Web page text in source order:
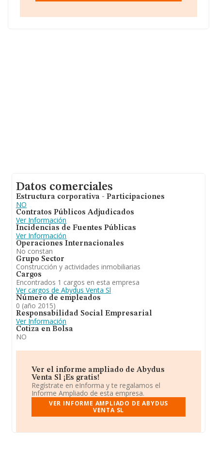
entre todas las compañías es de 171 mil euros de
Datos comerciales
Estructura corporativa - Participaciones
NO
Contratos Públicos Adjudicados
Ver Información
Incidencias de Fuentes Públicas
Ver Información
Operaciones Internacionales
No constan
Grupo Sector
Construcción y actividades inmobiliarias
Cargos
Encontrados 1 cargos en esta empresa
Ver cargos de Abydus Venta Sl
Número de empleados
0 (año 2015)
Responsabilidad Social Empresarial
Ver Información
Cotiza en Bolsa
NO
Ver el informe ampliado de Abydus
Venta Sl ¡Es gratis!
Regístrate en eInforma y te regalamos el
Informe Ampliado de esta empresa.
VER INFORME AMPLIADO DE ABYDUS
VENTA SL